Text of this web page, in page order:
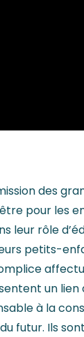
des
pour les
leur rôle
petits-
un lien
à la
futur. Ils